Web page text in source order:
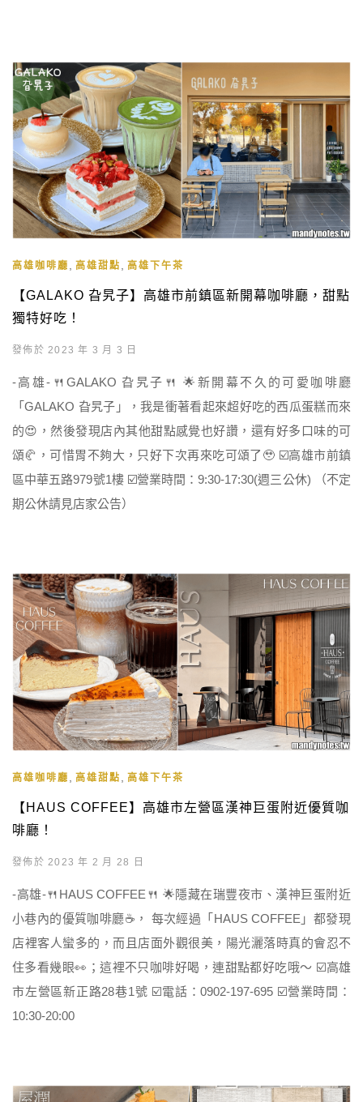
高雄咖啡廳 , 高雄甜點 , 高雄下午茶
【GALAKO 旮旯子】高雄市前鎮區新開幕咖啡廳，甜點
獨特好吃！
發佈於 2023 年 3 月 3 日
-高雄-🍴GALAKO 旮旯子🍴 🌟新開幕不久的可愛咖啡廳
「GALAKO 旮旯子」，我是衝著看起來超好吃的西瓜蛋糕而來
的😍，然後發現店內其他甜點感覺也好讚，還有好多口味的可
頌🥐，可惜胃不夠大，只好下次再來吃可頌了🥹 ☑️高雄市前鎮
區中華五路979號1樓 ☑️營業時間：9:30-17:30(週三公休) （不定
期公休請見店家公告）
高雄咖啡廳 高雄甜點 高雄下午茶
【HAUS COFFEE】高雄市左營區漢神巨蛋附近優質咖
啡廳！
發佈於 2023 年 2 月 28 日
-高雄-🍴HAUS COFFEE🍴 🌟隱藏在瑞豐夜市、漢神巨蛋附近
小巷內的優質咖啡廳☕️， 每次經過「HAUS COFFEE」都發現
店裡客人蠻多的，而且店面外觀很美，陽光灑落時真的會忍不
住多看幾眼👀；這裡不只咖啡好喝，連甜點都好吃哦～ ☑️高雄
市左營區新正路28巷1號 ☑️電話：0902-197-695 ☑️營業時間：
10:30-20:00